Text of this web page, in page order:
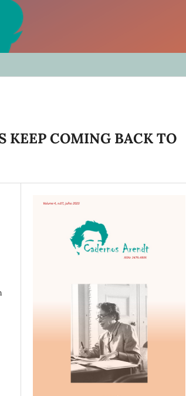
KEEP COMING BACK TO